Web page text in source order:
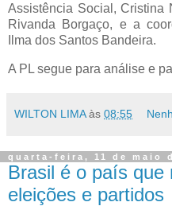
Assistência Social, Cristina
Rivanda Borgaço, e a
Ilma dos Santos Bandeira.
A PL segue para análise e
WILTON LIMA às 08:55
quarta-feira, 11 de maio
Brasil é o país que
eleições e partidos